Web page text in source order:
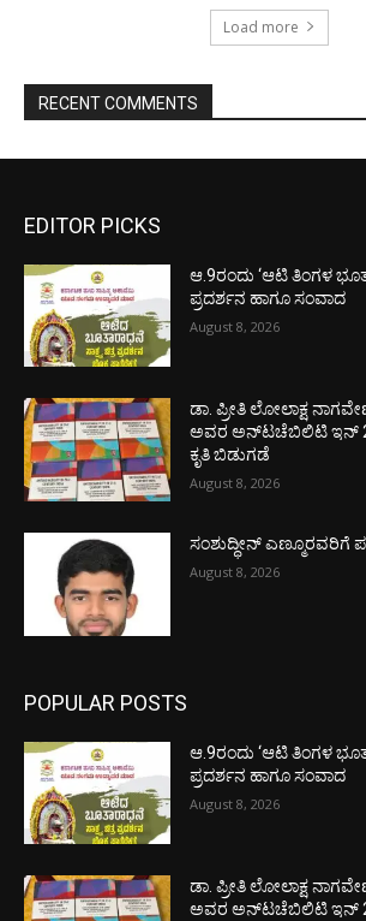
Load more
RECENT COMMENTS
EDITOR PICKS
ಆ.9ರಂದು ‘ಆಟಿ ತಿಂಗಳ
ಪ್ರದರ್ಶನ ಹಾಗೂ ಸಂವಾದ
August 8, 2026
ಡಾ. ಪ್ರೀತಿ ಲೋಲಾಕ್ಷ
ಅವರ ಅನ್‌ಟಚೆಬಿಲಿಟಿ ಇನ್
ಕೃತಿ ಬಿಡುಗಡೆ
August 8, 2026
ಸಂಶುದ್ಧೀನ್ ಎಣ್ಮೂರವರಿಗೆ
August 8, 2026
POPULAR POSTS
ಆ.9ರಂದು ‘ಆಟಿ ತಿಂಗಳ
ಪ್ರದರ್ಶನ ಹಾಗೂ ಸಂವಾದ
August 8, 2026
ಡಾ. ಪ್ರೀತಿ ಲೋಲಾಕ್ಷ
ಅವರ ಅನ್‌ಟಚೆಬಿಲಿಟಿ ಇನ್